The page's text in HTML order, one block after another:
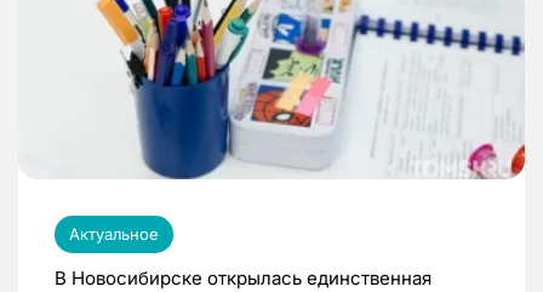
Актуальное
В Новосибирске открылась единственная